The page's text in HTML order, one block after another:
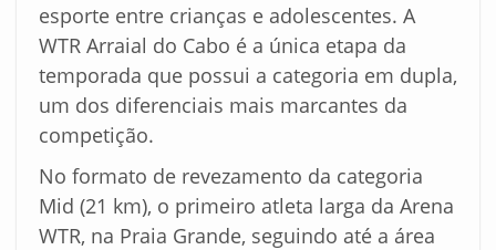
esporte entre crianças e adolescentes. A
WTR Arraial do Cabo é a única etapa da
temporada que possui a categoria em dupla,
um dos diferenciais mais marcantes da
competição.
No formato de revezamento da categoria
Mid (21 km), o primeiro atleta larga da Arena
WTR, na Praia Grande, seguindo até a área